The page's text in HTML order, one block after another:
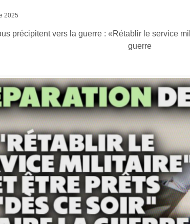
2025
précipitent vers la guerre : «Rétablir le service
guerre